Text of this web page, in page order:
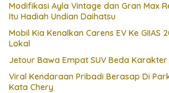
Modifikasi Ayla Vintage dan Gran Max
Itu Hadiah Undian Daihatsu
Mobil Kia Kenalkan Carens EV Ke GIIAS
Lokal
Jetour Bawa Empat SUV Beda Karakter
Viral Kendaraan Pribadi Berasap Di
Kata Chery